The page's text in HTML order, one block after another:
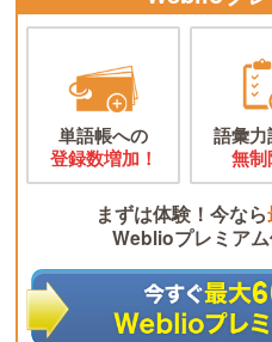
単語帳への
登録数増加！
語彙
無制
まずは体験！今なら
Weblioプレミア